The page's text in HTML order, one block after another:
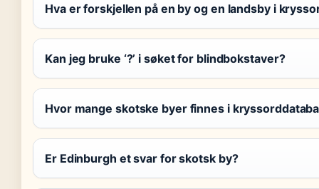
Hva er forskjellen på en by og en landsby i
Kan jeg bruke ‘?’ i søket for blindbokstaver?
Hvor mange skotske byer finnes i
Er Edinburgh et svar for skotsk by?